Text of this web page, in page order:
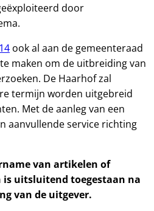
door
ook al aan de gemeenteraad
maken om de uitbreiding van
De Haarhof zal
termijn worden uitgebreid
Met de aanleg van een
aanvullende service richting
van artikelen of
uitsluitend toegestaan na
van de uitgever.